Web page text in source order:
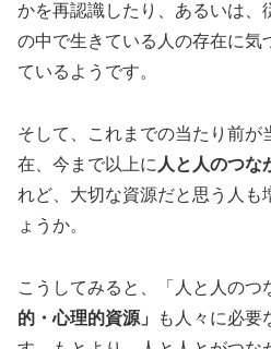
かを再認識したり、あるいは、
の中で生きている人の存在に気
ているようです。
そして、これまでの当たり前が
在、今まで以上に 人と人のつな
れど、大切な資源だと思う人も
ょうか。
こうしてみると、「人と人のつ
的・心理的資源」
も人々に必要